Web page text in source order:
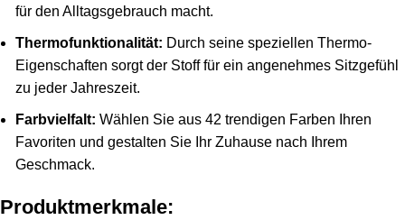
für den Alltagsgebrauch macht.
Thermofunktionalität: Durch seine speziellen Thermo-
Eigenschaften sorgt der Stoff für ein angenehmes Sitzgefühl
zu jeder Jahreszeit.
Farbvielfalt: Wählen Sie aus 42 trendigen Farben Ihren
Favoriten und gestalten Sie Ihr Zuhause nach Ihrem
Geschmack.
Produktmerkmale: